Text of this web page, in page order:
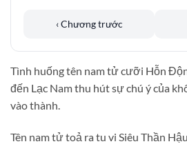
‹ Chương trước
Tình huống tên nam tử cưỡi Hỗn
đến Lạc Nam thu hút sự chú ý của
vào thành.
Tên nam tử toả ra tu vi Siêu Thần